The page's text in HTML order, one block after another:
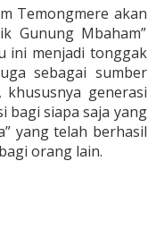
Temongmere akan
Gunung Mbaham”
ini menjadi tonggak
sebagai sumber
generasi
bagi siapa saja yang
yang telah berhasil
orang lain.